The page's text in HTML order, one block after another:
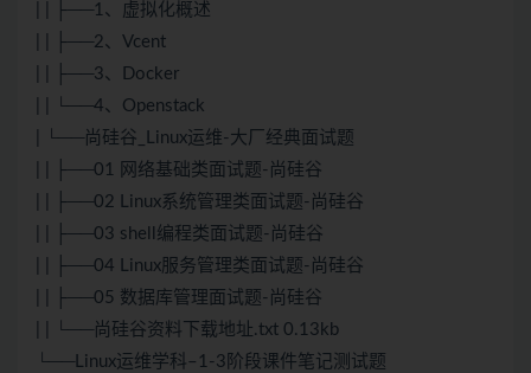
| | ├──1、虚拟化概述
| | ├──2、Vcent
| | ├──3、Docker
| | └──4、Openstack
| └──尚硅谷_Linux运维-大厂经典面试题
| | ├──01 网络基础类面试题-尚硅谷
| | ├──02 Linux系统管理类面试题-尚硅谷
| | ├──03 shell编程类面试题-尚硅谷
| | ├──04 Linux服务管理类面试题-尚硅谷
| | ├──05 数据库管理面试题-尚硅谷
| | └──尚硅谷资料下载地址.txt 0.13kb
└──Linux运维学科–1-3阶段课件笔记测试题